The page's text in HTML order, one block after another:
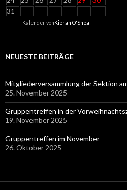
31
Kalender vonKieran O'Shea
NEUESTE BEITRÄGE
Mitgliederversammlung der Sektion
25. November 2025
Gruppentreffen in der
19. November 2025
Gruppentreffen im November
26. Oktober 2025